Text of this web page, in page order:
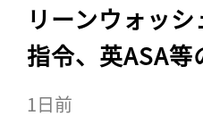
リーンウォッ
指令、英ASA
1日前